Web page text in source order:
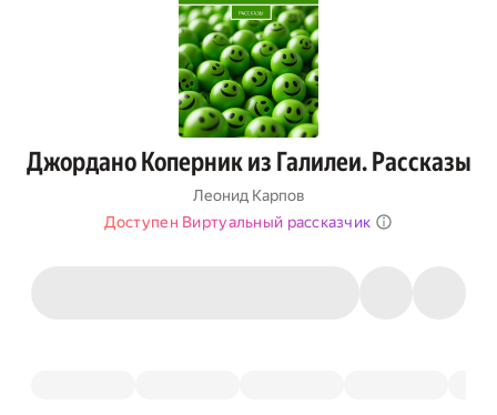
Джордано Коперник из Галилеи. Рассказы
Леонид Карпов
Доступен Виртуальный рассказчик